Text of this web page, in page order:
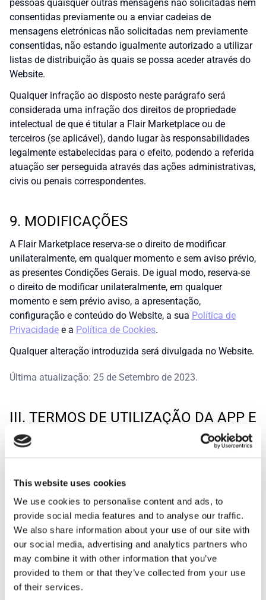
This website uses cookies
We use cookies to personalise content and ads, to
provide social media features and to analyse our traffic.
We also share information about your use of our site with
our social media, advertising and analytics partners who
may combine it with other information that you’ve
provided to them or that they’ve collected from your use
of their services.
pessoas quaisquer outras mensagens não solicitadas nem
consentidas previamente ou a enviar cadeias de
mensagens eletrónicas não solicitadas nem previamente
consentidas, não estando igualmente autorizado a utilizar
listas de distribuição às quais se possa aceder através do
Website.
Qualquer infração ao disposto neste parágrafo será
considerada uma infração dos direitos de propriedade
intelectual de que é titular a Flair Marketplace ou de
terceiros (se aplicável), dando lugar às responsabilidades
legalmente estabelecidas para o efeito, podendo a referida
atuação ser perseguida através das ações administrativas,
civis ou penais correspondentes.
9. MODIFICAÇÕES
A Flair Marketplace reserva-se o direito de modificar
unilateralmente, em qualquer momento e sem aviso prévio,
as presentes Condições Gerais. De igual modo, reserva-se
o direito de modificar unilateralmente, em qualquer
momento e sem prévio aviso, a apresentação,
configuração e conteúdo do Website, a sua Política de
Privacidade e a Política de Cookies.
Qualquer alteração introduzida será divulgada no Website.
Última atualização: 25 de Setembro de 2023.
III. TERMOS DE UTILIZAÇÃO DA APP E
PLATAFORMA E-COMMERCE FLAIR
Nenúfar, Lda. ("Flair") e o Utilizador da plataforma e dos
serviços Flair (a "Plataforma" e os "Serviços"). O Utilizador
reconhece que leu e compreendeu os presentes Termos e
que aceita e concorda em ficar sujeito aos mesmos.
Ao clicar em "Continuar", reconhece que leu, compreendeu
e concorda em ficar vinculado a estes Termos. Se o
Utilizador não concordar com qualquer um dos itens
seguintes, poderemos não concordar em conceder-lhe